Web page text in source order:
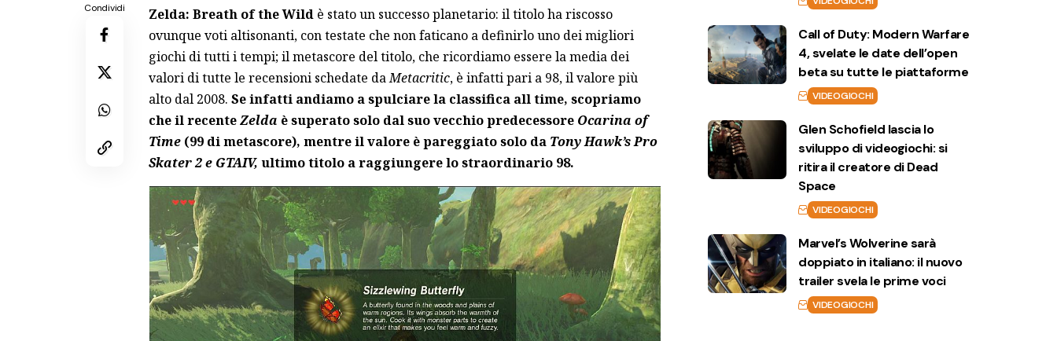
Condividi Zelda: Breath of the Wildè stato un successo planetario: il titolo ha riscosso
ovunque voti altisonanti, con testate che non faticano a definirlo uno dei migliori
giochi di tutti i tempi; il metascore del titolo, che ricordiamo essere la media dei
valori di tutte le recensioni schedate daMetacritic, è infatti pari a 98, il valore più
alto dal 2008. Se infatti andiamo a spulciare la classifica all time, scopriamo
che il recenteZelda è superato solo dal suo vecchio predecessore Ocarina of
Time(99 di metascore), mentre il valore è pareggiato solo da Tony Hawk’s Pro
Skater 2 e GTAIV, ultimo titolo a raggiungere lo straordinario 98.
Call of Duty: Modern Warfare
4, svelate le date dell’open
beta su tutte le piattaforme
VIDEOGIOCHI
Glen Schofield lascia lo
sviluppo di videogiochi: si
ritira il creatore di Dead
Space
VIDEOGIOCHI
Marvel’s Wolverine sarà
doppiato in italiano: il nuovo
trailer svela le prime voci
VIDEOGIOCHI